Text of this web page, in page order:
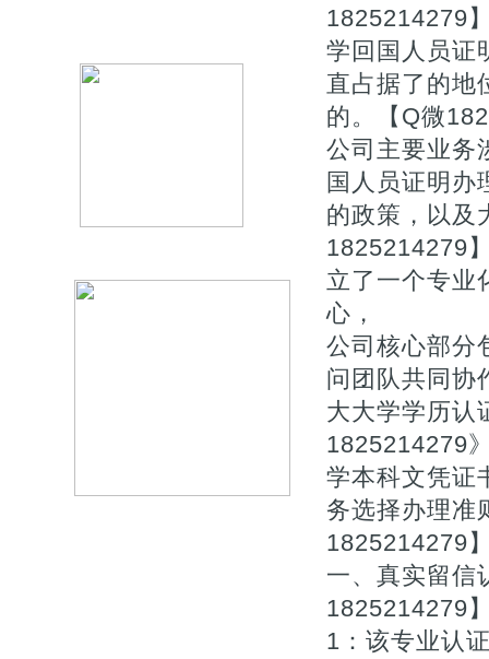
1825214279
学回国人员证
直占据了的地
的。【Q微
公司主要业务
国人员证明办
的政策，以及
1825214279
立了一个专业
心，
公司核心部分
问团队共同协
大大学学历认
1825214279
学本科文凭证
务选择办理
1825214279
一、真实留信
1825214279
1：该专业认